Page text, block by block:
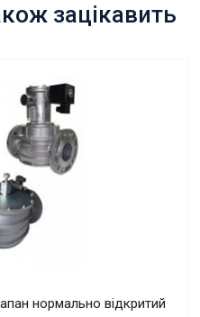
зацікавить
нормально відкритий